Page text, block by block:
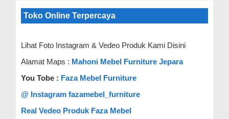
Toko Online Terpercaya
Lihat Foto Instagram & Vedeo Produk Kami Disini
Alamat Maps : Mahoni Mebel Furniture Jepara
You Tobe : Faza Mebel Furniture
@ Instagram fazamebel_furniture
Real Vedeo Produk Faza Mebel